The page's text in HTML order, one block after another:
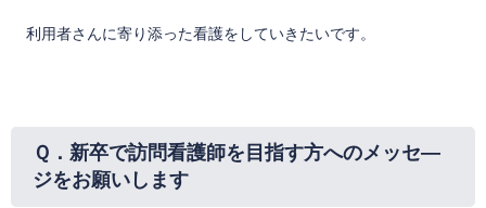
利用者さんに寄り添った看護をしていきたいです。
Ｑ． 新卒で訪問看護師を目指す方へのメッセ―
ジをお願いします